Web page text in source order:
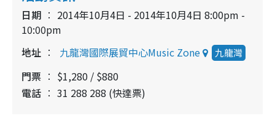
日期
2014年10月4日 - 2014年10月4日 8:00pm -
10:00pm
地址
九龍灣國際展貿中心Music Zone 九龍灣
門票
$1,280 / $880
電話
31 288 288 (快達票)